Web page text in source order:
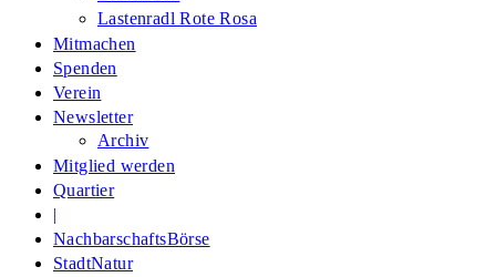
Lastenradl Rote Rosa
Mitmachen
Spenden
Verein
Newsletter
Archiv
Mitglied werden
Quartier
|
NachbarschaftsBörse
StadtNatur